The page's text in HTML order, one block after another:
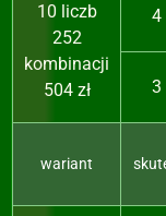
10 liczb
252
kombinacji
504 zł
4
3
wariant